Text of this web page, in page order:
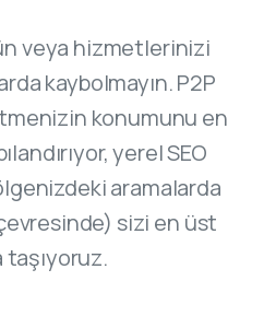
veya hizmetlerinizi
kaybolmayın. P2P
konumunu en
yerel SEO
aramalarda
sizi en üst
taşıyoruz.